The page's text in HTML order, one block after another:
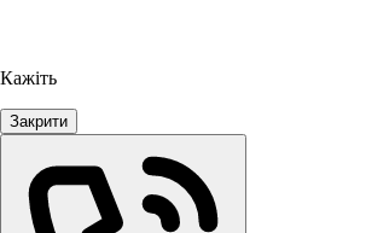
Кажіть
Закрити